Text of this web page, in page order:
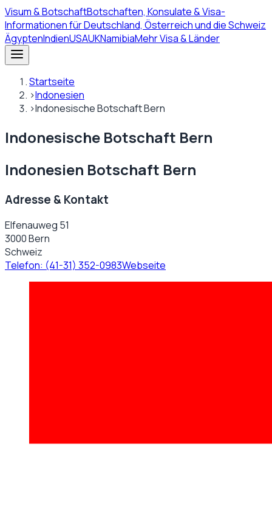
Visum& BotschaftBotschaften, Konsulate & Visa-
Informationen für Deutschland, Österreich und die Schweiz
ÄgyptenIndienUSAUKNamibiaMehr Visa & Länder
Startseite
›Indonesien
›Indonesische Botschaft Bern
Indonesische Botschaft Bern
Indonesien Botschaft Bern
Adresse & Kontakt
Elfenauweg 51
3000 Bern
Schweiz
Telefon: (41-31) 352-0983Webseite